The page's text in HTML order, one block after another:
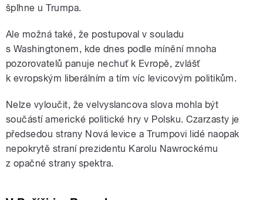
šplhne u Trumpa.
Ale možná také, že postupoval v souladu
s Washingtonem, kde dnes podle mínění mnoha
pozorovatelů panuje nechuť k Evropě, zvlášť
k evropským liberálním a tím víc levicovým politikům.
Nelze vyloučit, že velvyslancova slova mohla být
součástí americké politické hry v Polsku. Czarzasty je
předsedou strany Nová levice a Trumpovi lidé naopak
nepokrytě straní prezidentu Karolu Nawrockému
z opačné strany spektra.